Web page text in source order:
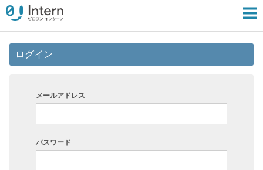
ログイン
メールアドレス
パスワード